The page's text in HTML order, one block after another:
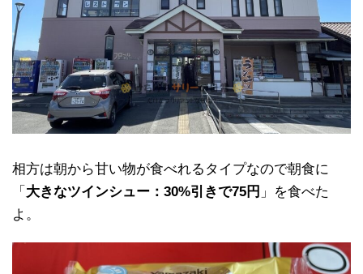
相方は朝から甘い物が食べれるタイプなので朝食に
「 大きなツインシュー：30%引きで75円 」を食べた
よ。